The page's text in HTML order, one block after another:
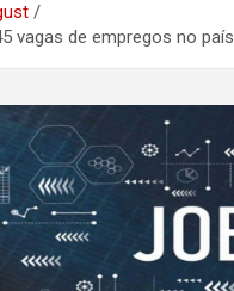
vagas de empregos no país